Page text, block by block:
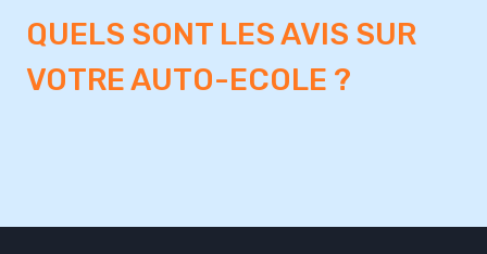
QUELS SONT LES AVIS SUR
VOTRE AUTO-ECOLE ?